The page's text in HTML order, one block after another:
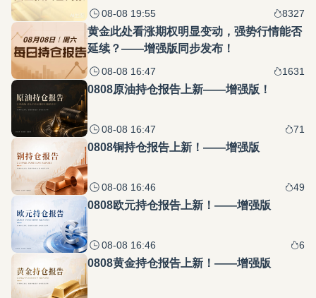
08-08 19:55 8327
黄金此处看涨期权明显变动，强势行情能否
延续？——增强版同步发布！
08-08 16:47 1631
0808原油持仓报告上新——增强版！
08-08 16:47 71
0808铜持仓报告上新！——增强版
08-08 16:46 49
0808欧元持仓报告上新！——增强版
08-08 16:46 6
0808黄金持仓报告上新！——增强版